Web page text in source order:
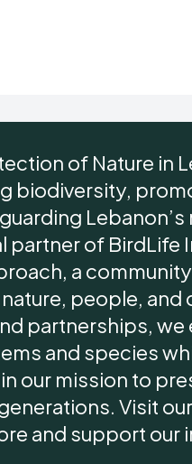
of Nature in
biodiversity,
Lebanon’s
partner of BirdLife
a
people, and
partnerships,
and species
our mission to
Visit
and support our